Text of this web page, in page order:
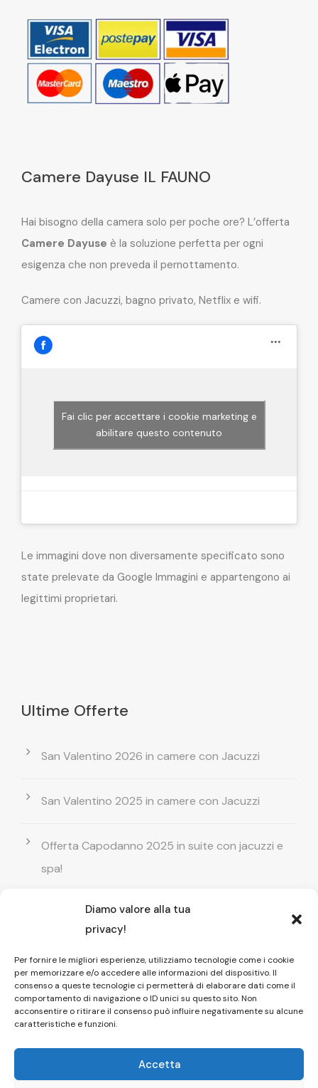
Diamo valore alla tua
privacy!
Per fornire le migliori esperienze, utilizziamo tecnologie come i cookie
per memorizzare e/o accedere alle informazioni del dispositivo. Il
consenso a queste tecnologie ci permetterà di elaborare dati come il
comportamento di navigazione o ID unici su questo sito. Non
acconsentire o ritirare il consenso può influire negativamente su alcune
caratteristiche e funzioni.
Accetta
Camere Dayuse IL FAUNO
Hai bisogno della camera solo per poche ore? L’offerta
Camere Dayuse è la soluzione perfetta per ogni
esigenza che non preveda il pernottamento.
Camere con Jacuzzi, bagno privato, Netflix e wifi.
Fai clic per accettare i cookie marketing e
abilitare questo contenuto
Le immagini dove non diversamente specificato sono
state prelevate da Google Immagini e appartengono ai
legittimi proprietari.
Ultime Offerte
San Valentino 2026 in camere con Jacuzzi
San Valentino 2025 in camere con Jacuzzi
Offerta Capodanno 2025 in suite con jacuzzi e
spa!
Offerta Natale in camera con vasca
idromassaggio ! Prenota il tuo relax esclusivo
Entrata GRATUITA in Piscina esterna! Il tuo relax
di coppia